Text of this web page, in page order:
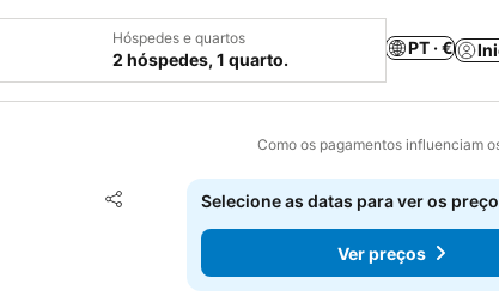
Hóspedes e quartos
2 hóspedes, 1 quarto.
PT · €
Como os pagamentos influenciam
Partilhar
Adicionar aos favoritos
Selecione as datas para ver os
Ver preços